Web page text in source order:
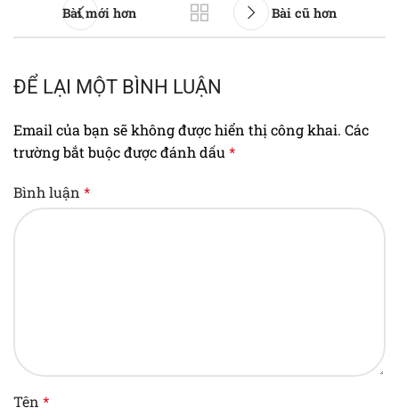
Bài mới hơn Bài cũ hơn
ĐỂ LẠI MỘT BÌNH LUẬN
Email của bạn sẽ không được hiển thị công khai. Các
trường bắt buộc được đánh dấu *
Bình luận *
Tên *